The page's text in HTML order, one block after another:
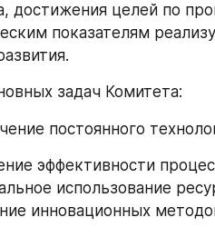
достижения целей по
показателям
задач Комитета:
постоянного
эффективности
использование
инновационных